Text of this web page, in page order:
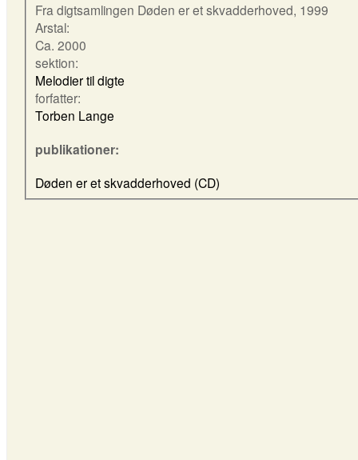
Fra digtsamlingen Døden er et skvadderhoved, 1999
Arstal:
Ca. 2000
sektion:
Melodier til digte
forfatter:
Torben Lange
publikationer:
Døden er et skvadderhoved (CD)